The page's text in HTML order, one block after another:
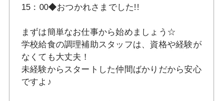
15：00◆おつかれさまでした!!
まずは簡単なお仕事から始めましょう☆
学校給食の調理補助スタッフは、資格や経験が
なくても大丈夫！
未経験からスタートした仲間ばかりだから安心
ですよ♪